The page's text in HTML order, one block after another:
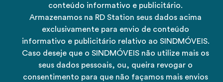
conteúdo informativo e publicitário.
Armazenamos na RD Station seus dados acima
exclusivamente para envio de conteúdo
informativo e publicitário relativo ao SINDMÓVEIS.
Caso deseje que o SINDMÓVEIS não utilize mais os
seus dados pessoais, ou, queira revogar o
consentimento para que não façamos mais envios